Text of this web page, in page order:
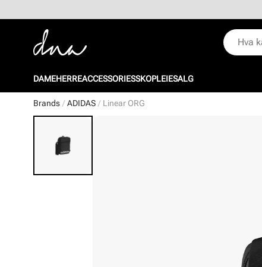
DAMEHERREACCESSORIESSKOPLEIESALG
Brands ADIDAS Linear ORG